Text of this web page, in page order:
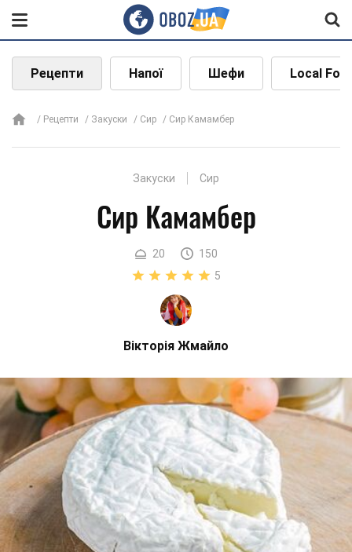
Рецепти Напої Шефи Local
Рецепти Закуски Сир Сир Камамбер
Закуски Сир
Сир Камамбер
20
150
5
Вікторія Жмайло